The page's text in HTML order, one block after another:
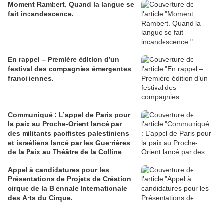
Moment Rambert. Quand la langue se
fait incandescence.
En rappel – Première édition d’un
festival des compagnies émergentes
franciliennes.
Communiqué : L’appel de Paris pour
la paix au Proche-Orient lancé par
des militants pacifistes palestiniens
et israéliens lancé par les Guerrières
de la Paix au Théâtre de la Colline
Appel à candidatures pour les
Présentations de Projets de Création
cirque de la Biennale Internationale
des Arts du Cirque.